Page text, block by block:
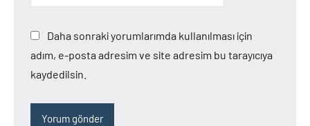
Daha sonraki yorumlarımda kullanılması için
adım, e-posta adresim ve site adresim bu tarayıcıya
kaydedilsin.